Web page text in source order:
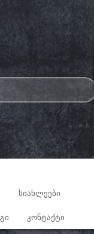
ᲡᲘᲐᲮᲚᲔᲔᲑᲘ
ᲙᲝᲜᲢᲐᲥᲢᲘ